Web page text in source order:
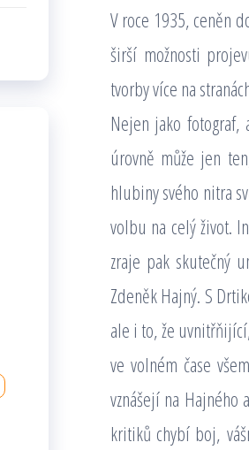
V roce 1935, ceněn
širší možnosti
tvorby více na
Nejen jako
úrovně může jen
hlubiny svého nitra
volbu na celý život.
zraje pak skutečný
Zdeněk Hajný. S
ale i to, že
ve volném čase
vznášejí na
kritiků chybí boj,